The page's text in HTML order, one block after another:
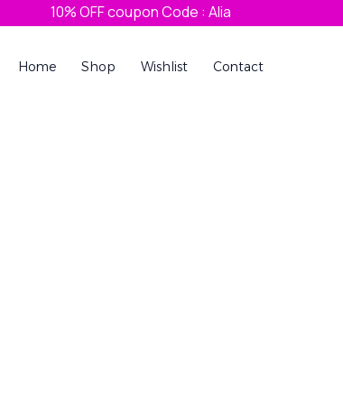
10% OFF coupon Code : Alia
Home Shop Wishlist Contact